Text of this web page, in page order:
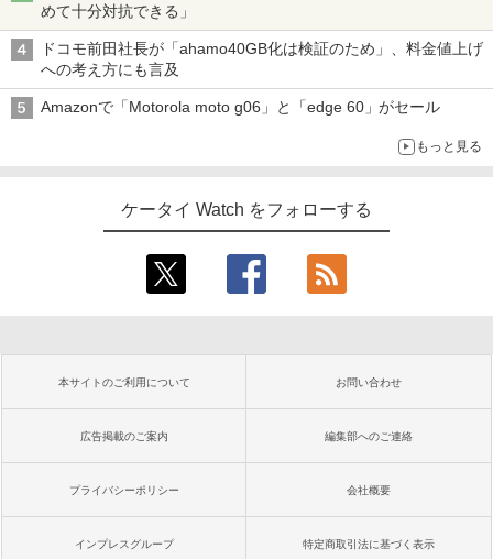
めて十分対抗できる」
ドコモ前田社長が「ahamo40GB化は検証のため」、料金値上げ
への考え方にも言及
Amazonで「Motorola moto g06」と「edge 60」がセール
もっと見る
ケータイ Watch をフォローする
本サイトのご利用について お問い合わせ
広告掲載のご案内 編集部へのご連絡
プライバシーポリシー 会社概要
インプレスグループ 特定商取引法に基づく表示